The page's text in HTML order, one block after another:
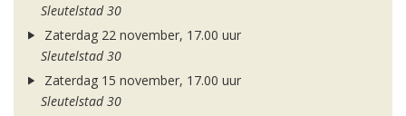
Sleutelstad 30
Zaterdag 22 november, 17.00 uur
Sleutelstad 30
Zaterdag 15 november, 17.00 uur
Sleutelstad 30